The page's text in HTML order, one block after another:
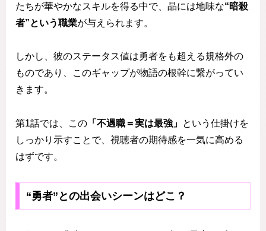
たちが華やかなスキルを得る中で、晶には地味な“暗殺
者”という職業が与えられます。
しかし、彼のステータス値は勇者をも超える規格外の
ものであり、このギャップが物語の根幹に繋がってい
きます。
第1話では、この 「不遇職＝実は最強」 という仕掛けを
しっかり示すことで、視聴者の期待感を一気に高める
はずです。
“勇者”との出会いシーンはどこ？